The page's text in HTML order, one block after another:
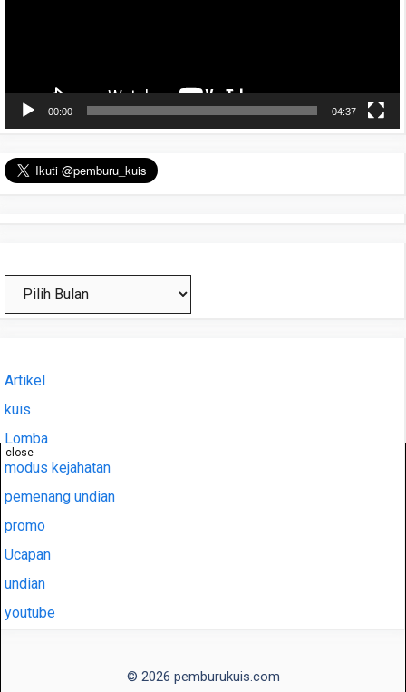
close
00:00 04:37
Arsip
Artikel
kuis
Lomba
modus kejahatan
pemenang undian
promo
Ucapan
undian
youtube
© 2026 pemburukuis.com